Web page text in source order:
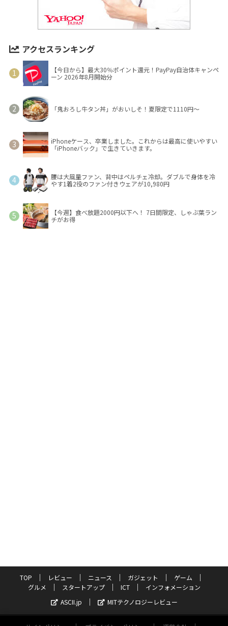
アクセスランキング
【今日から】最大30％ポイント還元！PayPay自治体キャンペ
ーン 2026年8月開始分
「鬼おろし牛タン丼」がおいしそ！夏限定で1110円～
iPhoneケース、卒業しました。これからは最高に使いやすい
「iPhoneバック」で生きていきます。
腰は大風量ファン、背中はペルチェ冷却。ダブルで身体を冷
やす1着2役のファン付きウェアが10,980円
【今週】食べ放題2000円以下へ！ 7日間限定、しゃぶ葉ラン
チがお得
TOP レビュー ニュース ガジェット
ゲーム
グルメ
スタートアップ ICT
インフォメーション
ASCII.jp
MITテクノロジーレビュー